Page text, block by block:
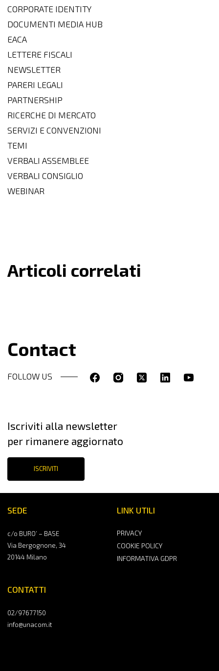
CORPORATE IDENTITY
DOCUMENTI MEDIA HUB
EACA
LETTERE FISCALI
NEWSLETTER
PARERI LEGALI
PARTNERSHIP
RICERCHE DI MERCATO
SERVIZI E CONVENZIONI
TEMI
VERBALI ASSEMBLEE
VERBALI CONSIGLIO
WEBINAR
Articoli correlati
Contact
FOLLOW US
SEDE
c/o BURO’ – BASE
Via Bergognone, 34
20144 Milano
CONTATTI
02/97677150
info@unacom.it
LINK UTILI
PRIVACY
COOKIE POLICY
INFORMATIVA GDPR
Iscriviti alla newsletter
per rimanere aggiornato
ISCRIVITI